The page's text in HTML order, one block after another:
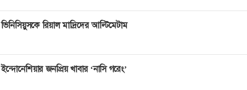
ভিনিসিয়ুসকে রিয়াল মাদ্রিদের আল্টিমেটাম
ইন্দোনেশিয়ার জনপ্রিয় খাবার ‘নাসি গরেং’